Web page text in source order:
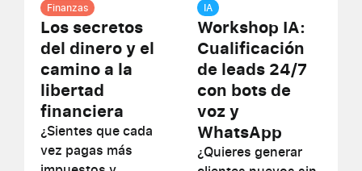
Finanzas
Los secretos
del dinero y el
camino a la
libertad
financiera
¿Sientes que cada
vez pagas más
IA
Workshop IA:
Cualificación
de leads 24/7
con bots de
voz y
WhatsApp
¿Quieres generar